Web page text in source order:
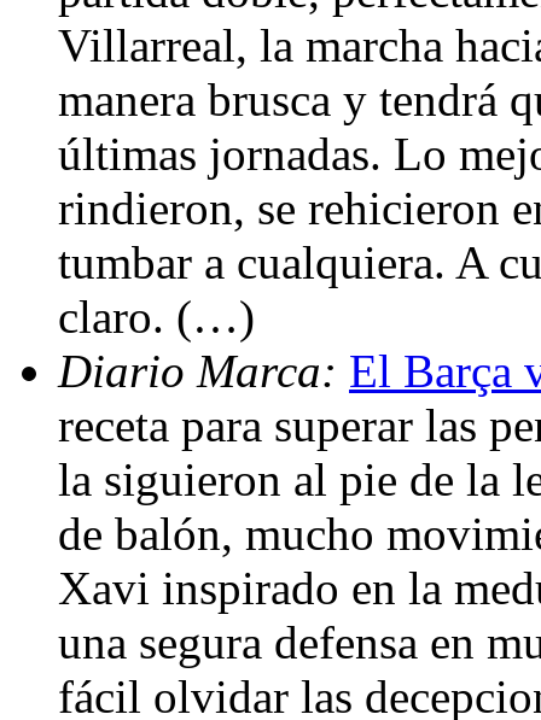
Villarreal, la marcha
manera brusca y tendrá
últimas jornadas. Lo
rindieron, se rehicieron
tumbar a cualquiera. A
claro. (…)
Diario Marca: El Barça
receta para superar las
la siguieron al pie de la
de balón, mucho
Xavi inspirado en la
una segura defensa en
fácil olvidar las